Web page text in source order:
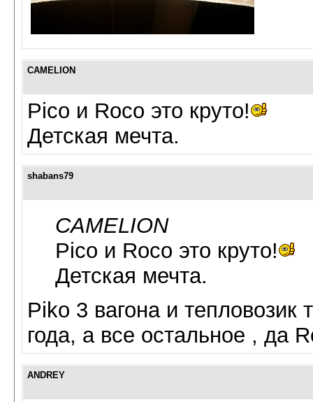
CAMELION
Pico и Roco это круто!
Детская мечта.
shabans79
CAMELION
Pico и Roco это круто!
Детская мечта.
Piko 3 вагона и тепловозик
года, а все остальное , да
ANDREY